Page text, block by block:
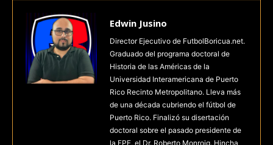
Edwin Jusino
Director Ejecutivo de FutbolBoricua.net.
Graduado del programa doctoral de
Historia de las Américas de la
Universidad Interamericana de Puerto
Rico Recinto Metropolitano. Lleva más
de una década cubriendo el fútbol de
Puerto Rico. Finalizó su disertación
doctoral sobre el pasado presidente de
la FPF, el Dr. Roberto Monroig. Hincha